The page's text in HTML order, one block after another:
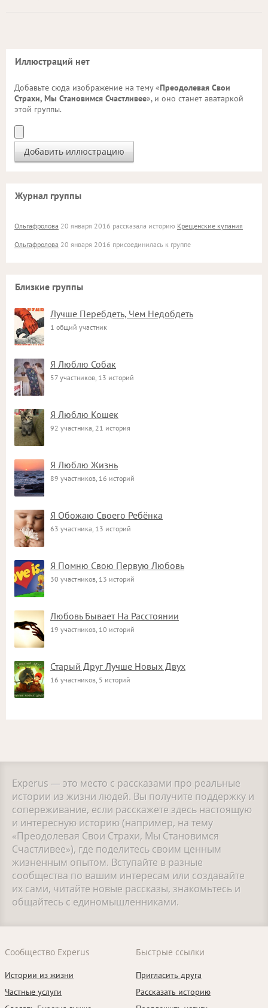
Иллюстраций нет
Добавьте сюда изображение на тему «Преодолевая Свои
Страхи, Мы Становимся Счастливее», и оно станет аватаркой
этой группы.
Журнал группы
Ольгафролова 20 января 2016 рассказала историю Крещенские купания
Ольгафролова 20 января 2016 присоединилась к группе
Близкие группы
Лучше Перебдеть, Чем Недобдеть
1 общий участник
Я Люблю Собак
57 участников, 13 историй
Я Люблю Кошек
92 участника, 21 история
Я Люблю Жизнь
89 участников, 16 историй
Я Обожаю Своего Ребёнка
63 участника, 13 историй
Я Помню Свою Первую Любовь
30 участников, 13 историй
Любовь Бывает На Расстоянии
19 участников, 10 историй
Старый Друг Лучше Новых Двух
16 участников, 5 историй
Experus — это место с рассказами про реальные
истории из жизни людей. Вы получите поддержку и
сопереживание, если расскажете здесь настоящую
и интересную историю (например, на тему
«Преодолевая Свои Страхи, Мы Становимся
Счастливее»), где поделитесь своим ценным
жизненным опытом. Вступайте в разные
сообщества по вашим интересам или создавайте
их сами, читайте новые рассказы, знакомьтесь и
общайтесь с единомышленниками.
Сообщество Experus
Истории из жизни
Частные услуги
Быстрые ссылки
Пригласить друга
Рассказать историю